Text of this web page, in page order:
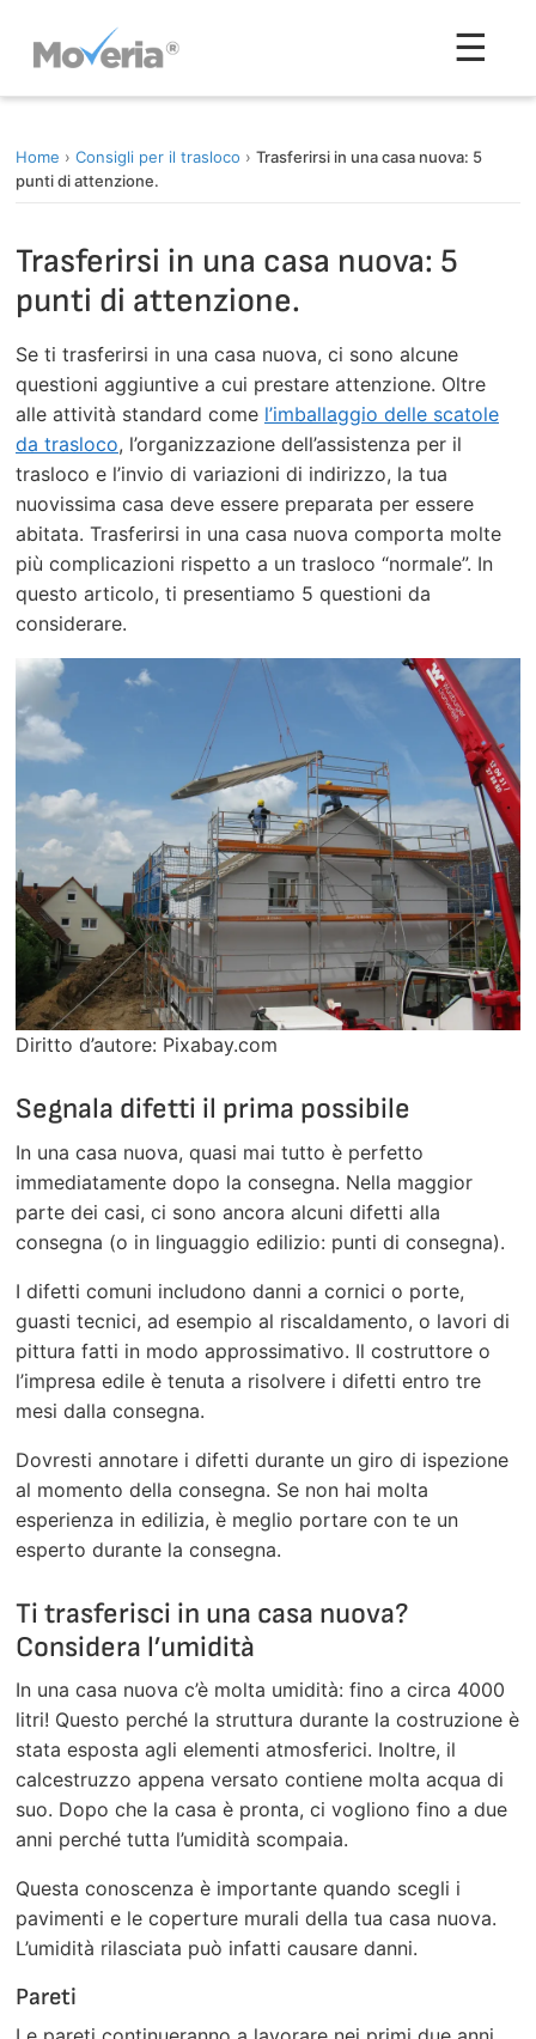
contenuto
☰
Home › Consigli per il trasloco › Trasferirsi in una casa nuova: 5
punti di attenzione.
Trasferirsi in una casa nuova: 5
punti di attenzione.
Se ti trasferirsi in una casa nuova, ci sono alcune
questioni aggiuntive a cui prestare attenzione. Oltre
alle attività standard come l’imballaggio delle scatole
da trasloco, l’organizzazione dell’assistenza per il
trasloco e l’invio di variazioni di indirizzo, la tua
nuovissima casa deve essere preparata per essere
abitata. Trasferirsi in una casa nuova comporta molte
più complicazioni rispetto a un trasloco “normale”. In
questo articolo, ti presentiamo 5 questioni da
considerare.
Diritto d’autore: Pixabay.com
Segnala difetti il prima possibile
In una casa nuova, quasi mai tutto è perfetto
immediatamente dopo la consegna. Nella maggior
parte dei casi, ci sono ancora alcuni difetti alla
consegna (o in linguaggio edilizio: punti di consegna).
I difetti comuni includono danni a cornici o porte,
guasti tecnici, ad esempio al riscaldamento, o lavori di
pittura fatti in modo approssimativo. Il costruttore o
l’impresa edile è tenuta a risolvere i difetti entro tre
mesi dalla consegna.
Dovresti annotare i difetti durante un giro di ispezione
al momento della consegna. Se non hai molta
esperienza in edilizia, è meglio portare con te un
esperto durante la consegna.
Ti trasferisci in una casa nuova?
Considera l’umidità
In una casa nuova c’è molta umidità: fino a circa 4000
litri! Questo perché la struttura durante la costruzione è
stata esposta agli elementi atmosferici. Inoltre, il
calcestruzzo appena versato contiene molta acqua di
suo. Dopo che la casa è pronta, ci vogliono fino a due
anni perché tutta l’umidità scompaia.
Questa conoscenza è importante quando scegli i
pavimenti e le coperture murali della tua casa nuova.
L’umidità rilasciata può infatti causare danni.
Pareti